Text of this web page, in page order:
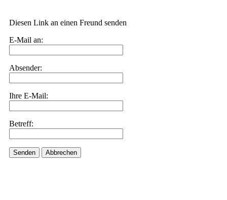
Diesen Link an einen Freund senden
E-Mail an:
Absender:
Ihre E-Mail:
Betreff:
Senden Abbrechen